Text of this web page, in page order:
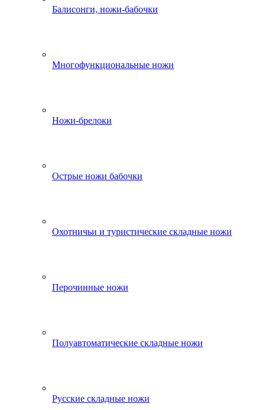
Балисонги, ножи-бабочки
Многофункциональные ножи
Ножи-брелоки
Острые ножи бабочки
Охотничьи и туристические складные ножи
Перочинные ножи
Полуавтоматические складные ножи
Русские складные ножи